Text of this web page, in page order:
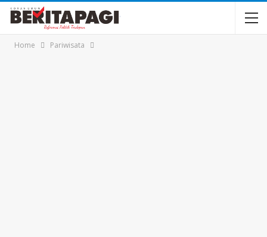
Home Pariwisata